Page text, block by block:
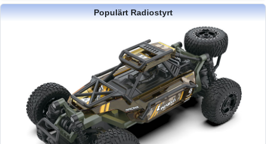
Populärt Radiostyrt